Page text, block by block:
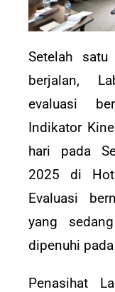
Setelah
berjalan,
evaluasi
Indikator
hari pada
2025 di
Evaluasi
yang
dipenuhi
Penasihat